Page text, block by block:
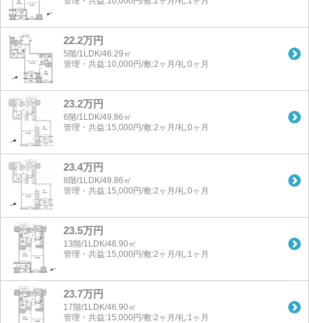
22.2万円
5階/1LDK/46.29㎡
管理・共益:10,000円/敷:2ヶ月/礼:0ヶ月
23.2万円
6階/1LDK/49.86㎡
管理・共益:15,000円/敷:2ヶ月/礼:0ヶ月
23.4万円
8階/1LDK/49.86㎡
管理・共益:15,000円/敷:2ヶ月/礼:0ヶ月
23.5万円
13階/1LDK/46.90㎡
管理・共益:15,000円/敷:2ヶ月/礼:1ヶ月
23.7万円
17階/1LDK/46.90㎡
管理・共益:15,000円/敷:2ヶ月/礼:1ヶ月